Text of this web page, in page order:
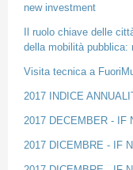
new investment
Il ruolo chiave delle
della mobilità pubblica:
Visita tecnica a
2017 INDICE
2017 DECEMBER - IF
2017 DICEMBRE - IF